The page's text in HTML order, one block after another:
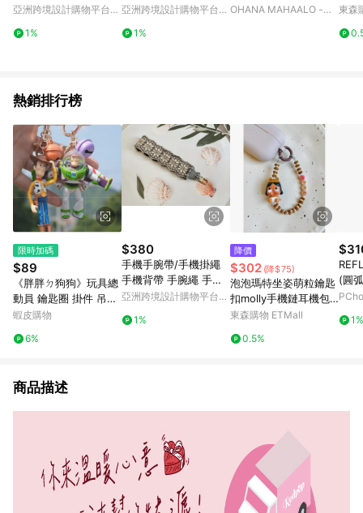
淡香水
亞洲跨境設計購物平台
1%
亞洲跨境設計購物平台
1%
給沉醉的你 (快速出貨)
OHANA MAHAALO -
花語
淡香
東森
熱銷排行榜
限時加碼
$89
《胖胖ㄉ狗狗》玩具總
動員 鑰匙圈 掛件 吊飾
胡迪 巴斯光年 叉奇 抱
蝦皮購物
6%
$380
手機手腕帶/手機掛繩
手機背帶 手腕繩 手機
繩 背繩 吊飾 吊繩
亞洲跨境設計購物平台
1%
降價
$302 (降$75)
泡泡瑪特坐姿萌粒鑰匙
扣molly手機鏈耳機包
包汽車掛件可愛小禮物
東森購物 ETMall
0.5%
(圓
1%
商品描述